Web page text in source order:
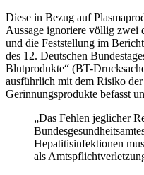
Diese in Bezug auf
Aussage ignoriere völlig zwei
und die Feststellung im
des 12. Deutschen
Blutprodukte“ (BT-
ausführlich mit dem Risiko
Gerinnungsprodukte befasst
„Das Fehlen jeglicher
Hepatitisinfektionen
als